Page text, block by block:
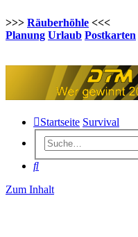
>>> Räuberhöhle <<<
Planung Urlaub Postkarten
Startseite Survival
Suche
Zum Inhalt